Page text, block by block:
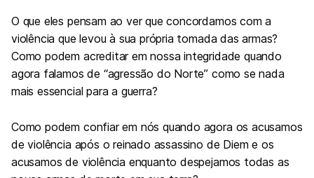
O que eles pensam ao ver que concordamos com a
violência que levou à sua própria tomada das armas?
Como podem acreditar em nossa integridade quando
agora falamos de “agressão do Norte” como se nada
mais essencial para a guerra?
Como podem confiar em nós quando agora os acusamos
de violência após o reinado assassino de Diem e os
acusamos de violência enquanto despejamos todas as